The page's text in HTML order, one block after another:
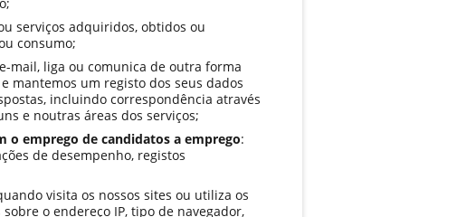
serviços adquiridos, obtidos ou
consumo;
mail, liga ou comunica de outra forma
mantemos um registo dos seus dados
incluindo correspondência através
e noutras áreas dos serviços;
o emprego de candidatos a emprego:
de desempenho, registos
visita os nossos sites ou utiliza os
o endereço IP, tipo de navegador,